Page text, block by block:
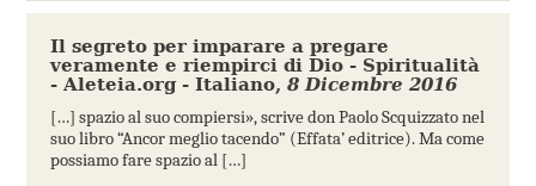
Il segreto per imparare a pregare
veramente e riempirci di Dio - Spiritualità
- Aleteia.org - Italiano, 8 Dicembre 2016
[…] spazio al suo compiersi», scrive don Paolo Scquizzato nel
suo libro “Ancor meglio tacendo” (Effata’ editrice). Ma come
possiamo fare spazio al […]